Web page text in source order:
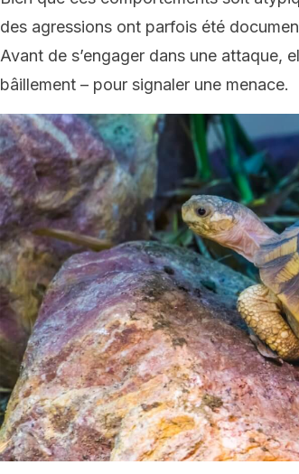
des agressions ont parfois été
Avant de s’engager dans une attaque,
bâillement – pour signaler une menace.